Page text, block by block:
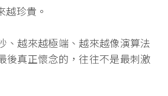
越珍貴。
、越來越極端、越來越像演算法
後真正懷念的，往往不是最刺激